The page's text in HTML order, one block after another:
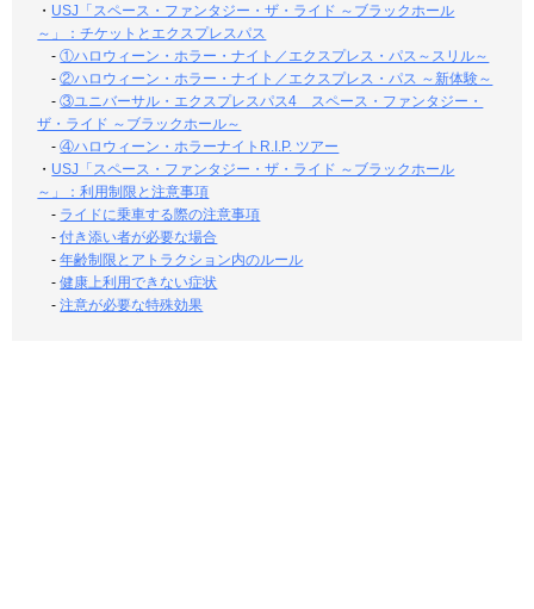
・ USJ「スペース・ファンタジー・ザ・ライド ～ブラックホール
～」：チケットとエクスプレスパス
-①ハロウィーン・ホラー・ナイト／エクスプレス・パス～スリル～
-②ハロウィーン・ホラー・ナイト／エクスプレス・パス ～新体験～
-③ユニバーサル・エクスプレスパス4 スペース・ファンタジー・
ザ・ライド ～ブラックホール～
-④ハロウィーン・ホラーナイトR.I.P. ツアー
・ USJ「スペース・ファンタジー・ザ・ライド ～ブラックホール
～」：利用制限と注意事項
- ライドに乗車する際の注意事項
-付き添い者が必要な場合
-年齢制限とアトラクション内のルール
-健康上利用できない症状
-注意が必要な特殊効果